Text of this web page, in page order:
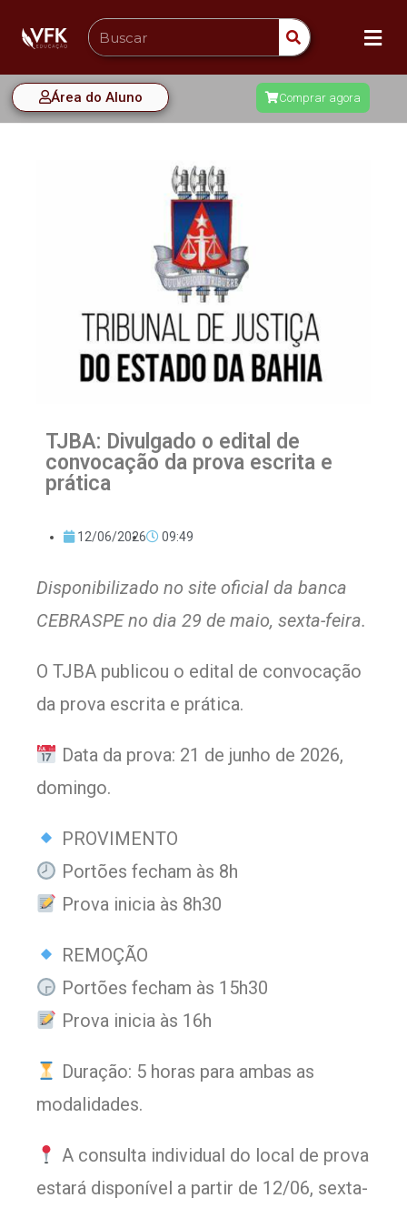
Área do Aluno Comprar agora
TJBA: Divulgado o edital de
convocação da prova escrita e
prática
12/06/2026 09:49
Disponibilizado no site oficial da banca
CEBRASPE no dia 29 de maio, sexta-feira.
O TJBA publicou o edital de convocação
da prova escrita e prática.
Data da prova: 21 de junho de 2026,
domingo.
PROVIMENTO
Portões fecham às 8h
Prova inicia às 8h30
REMOÇÃO
Portões fecham às 15h30
Prova inicia às 16h
Duração: 5 horas para ambas as
modalidades.
A consulta individual do local de prova
estará disponível a partir de 12/06, sexta-